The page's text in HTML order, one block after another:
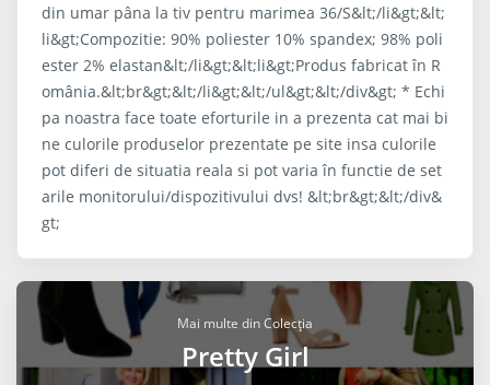
din umar pâna la tiv pentru marimea 36/S&lt;/li&gt;&lt;
li&gt;Compozitie: 90% poliester 10% spandex; 98% poli
ester 2% elastan&lt;/li&gt;&lt;li&gt;Produs fabricat în R
omânia.&lt;br&gt;&lt;/li&gt;&lt;/ul&gt;&lt;/div&gt; * Echi
pa noastra face toate eforturile in a prezenta cat mai bi
ne culorile produselor prezentate pe site insa culorile
pot diferi de situatia reala si pot varia în functie de set
arile monitorului/dispozitivului dvs! &lt;br&gt;&lt;/div&
gt;
Mai multe din Colecția
Pretty Girl